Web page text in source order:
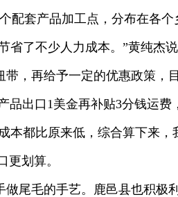
配套产品加工点，分布在各
了不少人力成本。”黄纯杰说
带，再给予一定的优惠政策，
品出口1美金再补贴3分钱运
都比原来低，综合算下来，
更划算。
尾毛的手艺。鹿邑县也积极